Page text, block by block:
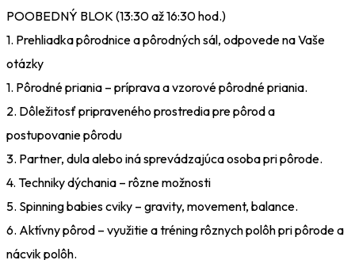
POOBEDNÝ BLOK (13:30 až 16:30 hod.)
1. Prehliadka pôrodnice a pôrodných sál, odpovede na Vaše
otázky
1. Pôrodné priania – príprava a vzorové pôrodné priania.
2. Dôležitosť pripraveného prostredia pre pôrod a
postupovanie pôrodu
3. Partner, dula alebo iná sprevádzajúca osoba pri pôrode.
4. Techniky dýchania – rôzne možnosti
5. Spinning babies cviky – gravity, movement, balance.
6. Aktívny pôrod – využitie a tréning rôznych polôh pri pôrode a
nácvik polôh.